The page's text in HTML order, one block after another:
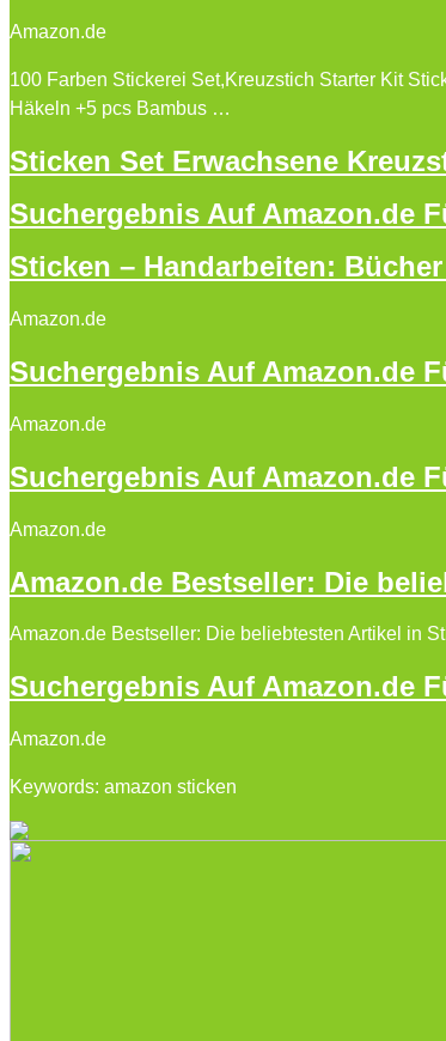
Amazon.de
100 Farben Stickerei Set,Kreuzstich Starter Kit
Häkeln +5 pcs Bambus …
Sticken Set Erwachsene
Suchergebnis Auf Amazon.de
Sticken – Handarbeiten:
Amazon.de
Suchergebnis Auf Amazon.de
Amazon.de
Suchergebnis Auf Amazon.de
Amazon.de
Amazon.de Bestseller: Die
Amazon.de Bestseller: Die beliebtesten Artikel in
Suchergebnis Auf Amazon.de
Amazon.de
Keywords: amazon sticken